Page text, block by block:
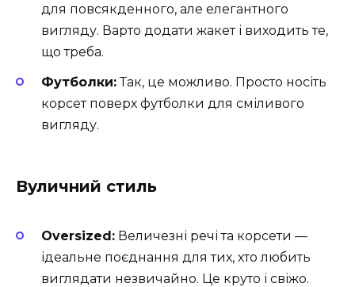
для повсякденного, але елегантного
вигляду. Варто додати жакет і виходить те,
що треба.
Футболки:Так, це можливо. Просто носіть
корсет поверх футболки для сміливого
вигляду.
Вуличний стиль
Oversized: Величезні речі та корсети —
ідеальне поєднання для тих, хто любить
виглядати незвичайно. Це круто і свіжо.